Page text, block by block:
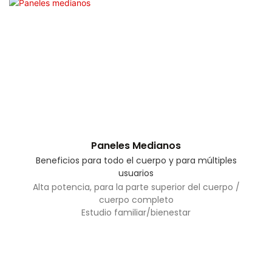
Paneles Medianos
Beneficios para todo el cuerpo y para múltiples
usuarios
Alta potencia, para la parte superior del cuerpo /
cuerpo completo
Estudio familiar/bienestar